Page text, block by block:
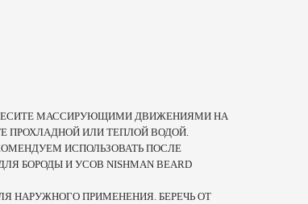
МАССИРУЮЩИМИ ДВИЖЕНИЯМИ НА
ПРОХЛАДНОЙ ИЛИ ТЕПЛОЙ ВОДОЙ.
ИСПОЛЬЗОВАТЬ ПОСЛЕ
БОРОДЫ И УСОВ NISHMAN BEARD
НАРУЖНОГО ПРИМЕНЕНИЯ. БЕРЕЧЬ ОТ